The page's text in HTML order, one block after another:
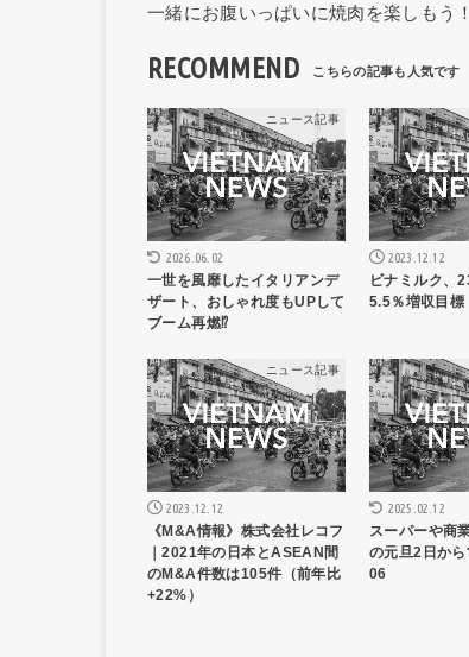
一緒にお腹いっぱいに焼肉を楽しもう
RECOMMEND
ニュース記事
2026.06.02
一世を風靡したイタリアンデ
ザート、おしゃれ度もUPして
ブーム再燃⁉︎
2023.12.12
ビナミルク、
5.5％増収目標
ニュース記事
2023.12.12
《M&A情報》株式会社レコフ
｜2021年の日本とASEAN間
のM&A件数は105件（前年比
+22%）
2025.02.12
スーパーや商
の元旦2日か
06